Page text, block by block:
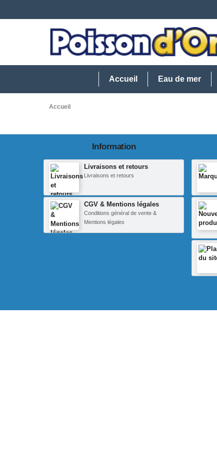
Accueil Eau de mer
Accueil
Information
Livraisons et retours
Livraisons et retours
CGV & Mentions légales
Conditions général de vente &
Mentions légales